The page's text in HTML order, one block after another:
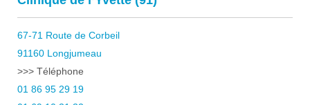
67-71 Route de Corbeil
91160 Longjumeau
>>> Téléphone
01 86 95 29 19